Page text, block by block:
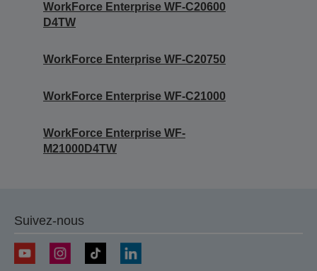
WorkForce Enterprise WF-C20600
D4TW
WorkForce Enterprise WF-C20750
WorkForce Enterprise WF-C21000
WorkForce Enterprise WF-
M21000D4TW
Suivez-nous